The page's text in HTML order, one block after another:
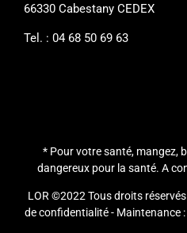
66330 Cabestany CEDEX
Tel. : 04 68 50 69 63
* Pour votre santé, mangez,
dangereux pour la santé. A
LOR ©2022 Tous droits
de confidentialité- Maintenance :